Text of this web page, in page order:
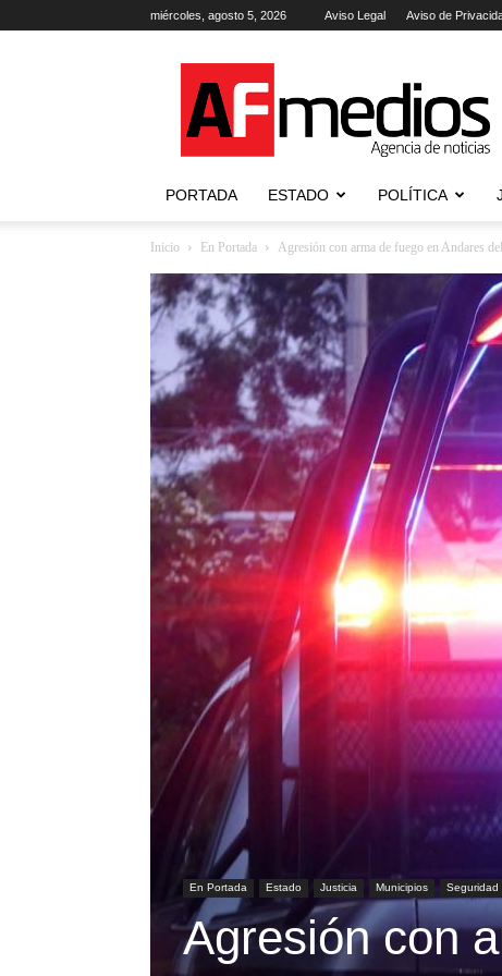
miércoles, agosto 5, 2026 Aviso Legal Aviso de
Agencia
de
Noticias
PORTADA ESTADO POLÍTICA
Inicio En Portada Agresión con arma de fuego en Andares
En Portada Estado Justicia Municipios Seguridad
Agresión con